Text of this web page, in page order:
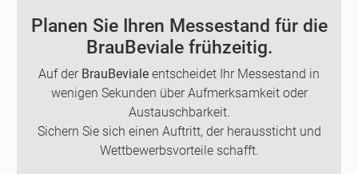
Planen Sie Ihren Messestand für die
BrauBeviale frühzeitig.
Auf der BrauBeviale entscheidet Ihr Messestand in
wenigen Sekunden über Aufmerksamkeit oder
Austauschbarkeit.
Sichern Sie sich einen Auftritt, der heraussticht und
Wettbewerbsvorteile schafft.